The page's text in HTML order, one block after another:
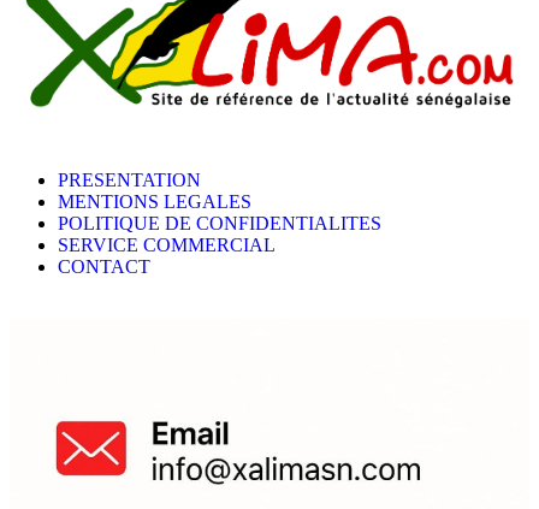
PRESENTATION
MENTIONS LEGALES
POLITIQUE DE CONFIDENTIALITES
SERVICE COMMERCIAL
CONTACT